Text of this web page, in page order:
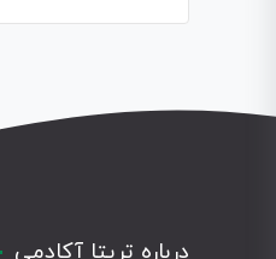
درباره تریتا آکادمی